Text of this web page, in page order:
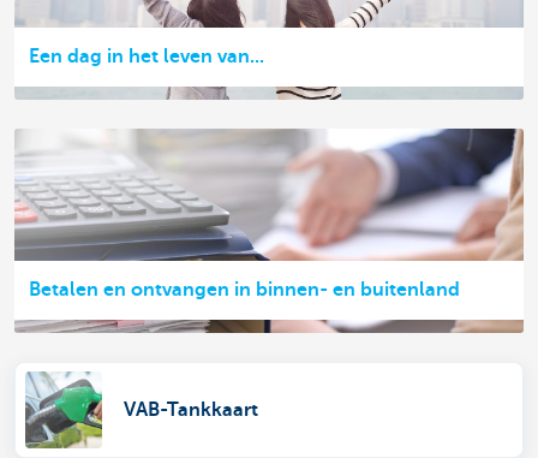
Een dag in het leven van...
Betalen en ontvangen in binnen- en buitenland
VAB-Tankkaart